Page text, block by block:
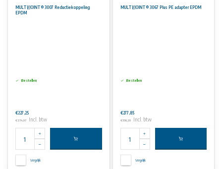
MULTI/JOINT® 3007 Reductiekoppeling
EPDM
Bestellen
€227,25
€274,97 Incl. btw
Vergelijk
MULTI/JOINT® 3067 Plus PE adapter EPDM
Bestellen
€277,85
€336,20 Incl. btw
Vergelijk